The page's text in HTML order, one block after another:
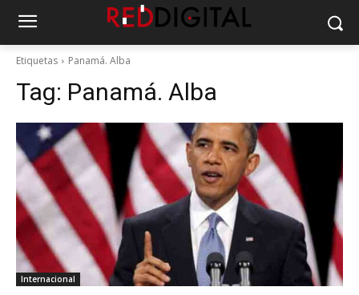
Etiquetas Panamá. Alba
Tag: Panamá. Alba
Internacional